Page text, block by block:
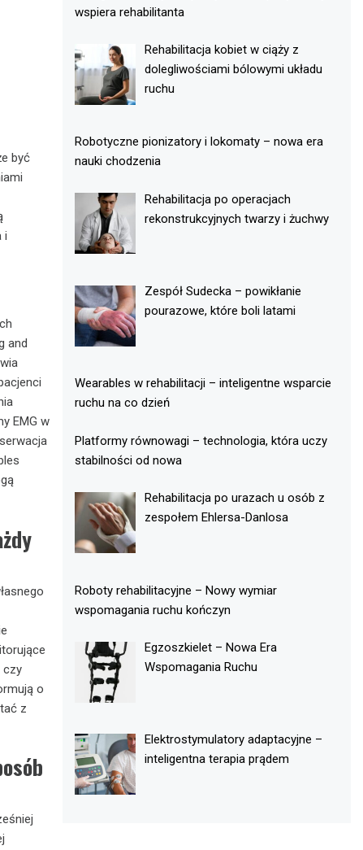
być
i
and
EMG w
czy
o
z
wspiera rehabilitanta
Rehabilitacja kobiet w ciąży z
dolegliwościami bólowymi układu
ruchu
Robotyczne pionizatory i lokomaty – nowa era
nauki chodzenia
Rehabilitacja po operacjach
rekonstrukcyjnych twarzy i żuchwy
Zespół Sudecka – powikłanie
pourazowe, które boli latami
Wearables w rehabilitacji – inteligentne wsparcie
ruchu na co dzień
Platformy równowagi – technologia, która uczy
stabilności od nowa
Rehabilitacja po urazach u osób z
zespołem Ehlersa-Danlosa
Roboty rehabilitacyjne – Nowy wymiar
wspomagania ruchu kończyn
Egzoszkielet – Nowa Era
Wspomagania Ruchu
Elektrostymulatory adaptacyjne –
inteligentna terapia prądem